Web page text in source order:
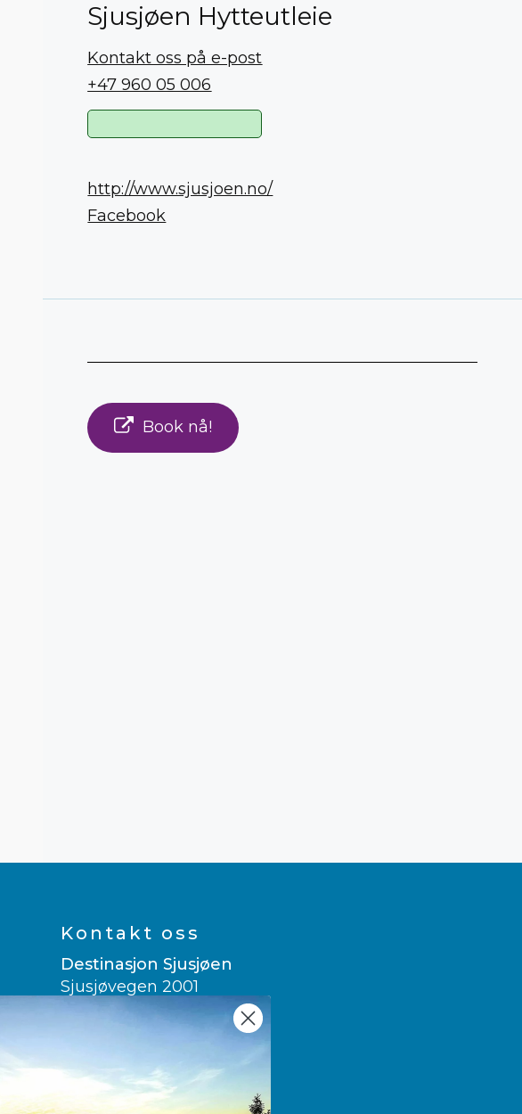
Sjusjøen Hytteutleie
Kontakt oss på e-post
+47 960 05 006
http://www.sjusjoen.no/
Facebook
Book nå!
Kontakt oss
Destinasjon Sjusjøen
Sjusjøvegen 2001
2612 Sjusjøen
post@visitsjusjoen.no